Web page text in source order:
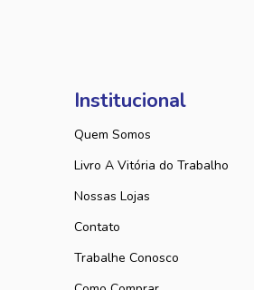
Institucional
Quem Somos
Livro A Vitória do Trabalho
Nossas Lojas
Contato
Trabalhe Conosco